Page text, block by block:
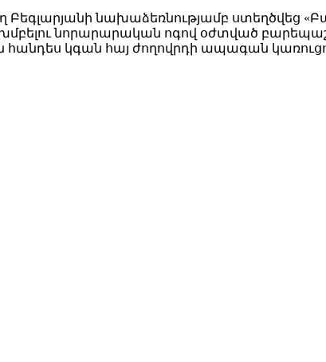
Բեգլարյանի նախաձեռնությամբ ստեղծվեց
նորարարական ոգով օժտված
կգան հայ ժողովրդի ապագան